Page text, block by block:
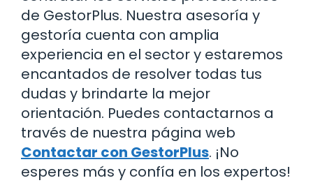
de GestorPlus. Nuestra asesoría y
gestoría cuenta con amplia
experiencia en el sector y estaremos
encantados de resolver todas tus
dudas y brindarte la mejor
orientación. Puedes contactarnos a
través de nuestra página web
Contactar con GestorPlus. ¡No
esperes más y confía en los expertos!